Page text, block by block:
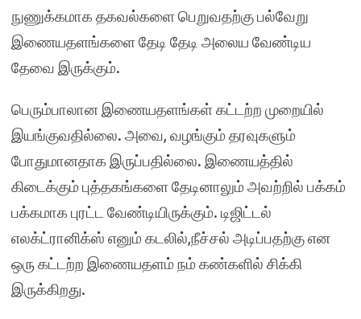
நுணுக்கமாக தகவல்களை பெறுவதற்கு பல்வேறு
இணையதளங்களை தேடி தேடி அலைய வேண்டிய
தேவை இருக்கும்.
பெரும்பாலான இணையதளங்கள் கட்டற்ற முறையில்
இயங்குவதில்லை. அவை, வழங்கும் தரவுகளும்
போதுமானதாக இருப்பதில்லை. இணையத்தில்
கிடைக்கும் புத்தகங்களை தேடினாலும் அவற்றில் பக்கம்
பக்கமாக புரட்ட வேண்டியிருக்கும். டிஜிட்டல்
எலக்ட்ரானிக்ஸ் எனும் கடலில்,நீச்சல் அடிப்பதற்கு என
ஒரு கட்டற்ற இணையதளம் நம் கண்களில் சிக்கி
இருக்கிறது.